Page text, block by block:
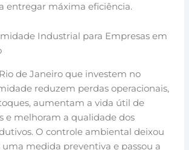
entregar máxima eficiência.
Industrial para Empresas em
de Janeiro que investem no
reduzem perdas operacionais,
aumentam a vida útil de
e melhoram a qualidade dos
O controle ambiental deixou
uma medida preventiva e passou a